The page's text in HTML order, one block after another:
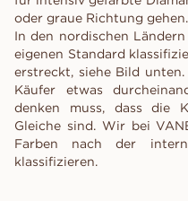
oder graue Richtung gehen.
In den nordischen
eigenen Standard
erstreckt, siehe Bild
Käufer etwas
denken muss, dass die
Gleiche sind. Wir bei
Farben nach der
klassifizieren.